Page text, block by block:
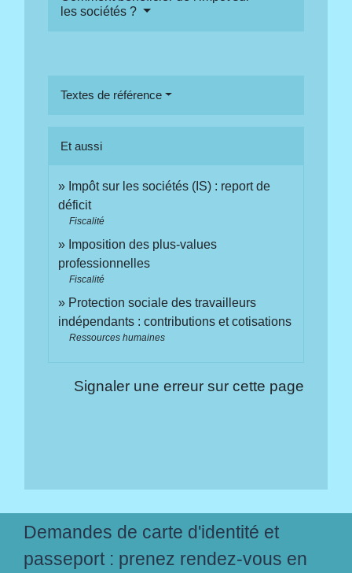
les sociétés ?
Textes de référence
Et aussi
Impôt sur les sociétés (IS) : report de
déficit
Fiscalité
Imposition des plus-values
professionnelles
Fiscalité
Protection sociale des travailleurs
indépendants : contributions et cotisations
Ressources humaines
Signaler une erreur sur cette page
Demandes de carte d'identité et
passeport : prenez rendez-vous en